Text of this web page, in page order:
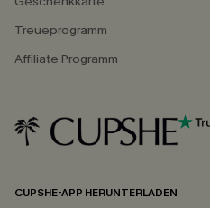
Treueprogramm
Affiliate Programm
CUPSHE-APP HERUNTERLADEN